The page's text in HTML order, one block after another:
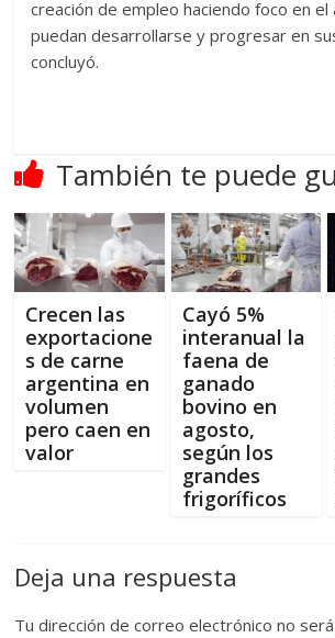
creación de empleo haciendo foco en el
puedan desarrollarse y progresar en
concluyó.
También te puede
Crecen las
exportacione
s de carne
argentina en
volumen
pero caen en
valor
Cayó 5%
interanual la
faena de
ganado
bovino en
agosto,
según los
grandes
frigoríficos
Deja una respuesta
Tu dirección de correo electrónico no será